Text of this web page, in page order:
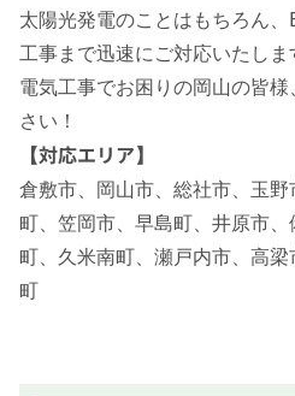
太陽光発電のことはもちろん
工事まで迅速にご対応いたしま
電気工事でお困りの岡山の皆
さい！
【対応エリア】
倉敷市、岡山市、総社市、玉
町、笠岡市、早島町、井原市
町、久米南町、瀬戸内市、高
町